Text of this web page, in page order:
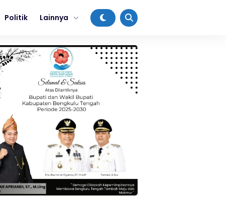
Politik Lainnya